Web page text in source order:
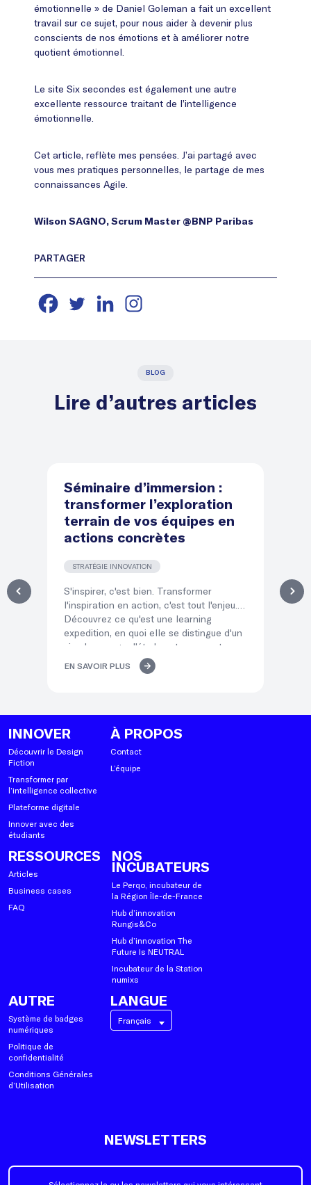
émotionnelle » de Daniel Goleman a fait un excellent
travail sur ce sujet, pour nous aider à devenir plus
conscients de nos émotions et à améliorer notre
quotient émotionnel.
Le site Six secondes est également une autre
excellente ressource traitant de l’intelligence
émotionnelle.
Cet article, reflète mes pensées. J’ai partagé avec
vous mes pratiques personnelles, le partage de mes
connaissances Agile.
Wilson SAGNO, Scrum Master @BNP Paribas
BLOG
Lire d’autres articles
Séminaire d’immersion :
transformer l’exploration
terrain de vos équipes en
actions concrètes
STRATÉGIE INNOVATION
S'inspirer, c'est bien. Transformer
l'inspiration en action, c'est tout l'enjeu.
Découvrez ce qu'est une learning
expedition, en quoi elle se distingue d'un
simple voyage d'études et comment ses
« temps d'atterrissage » transforment
l'immersion de vos équipes en décisions
EN SAVOIR PLUS
INNOVER
Découvrir le Design
Fiction
Transformer par
l’intelligence collective
Plateforme digitale
Innover avec des
étudiants
À PROPOS
Contact
L’équipe
RESSOURCES
Articles
Business cases
FAQ
NOS
INCUBATEURS
Le Perqo, incubateur de
la Région Île-de-France
Hub d’innovation
Rungis&Co
Hub d’innovation The
Future Is NEUTRAL
Incubateur de la Station
numixs
AUTRE
Système de badges
numériques
Politique de
confidentialité
Conditions Générales
d’Utilisation
LANGUE
Français
NEWSLETTERS